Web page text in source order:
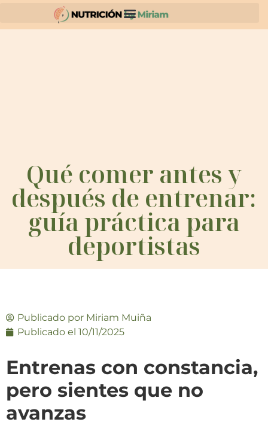
Qué comer antes y
después de entrenar:
guía práctica para
deportistas
Publicado por Miriam Muiña
Publicado el 10/11/2025
Entrenas con constancia,
pero sientes que no
avanzas